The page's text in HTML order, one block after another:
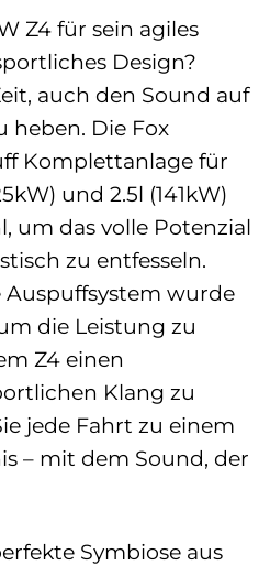
Z4 für sein agiles
Design?
auch den Sound auf
heben. Die Fox
Komplettanlage für
und 2.5l (141kW)
um das volle Potenzial
zu entfesseln.
wurde
die Leistung zu
Z4 einen
Klang zu
jede Fahrt zu einem
– mit dem Sound, der
Symbiose aus